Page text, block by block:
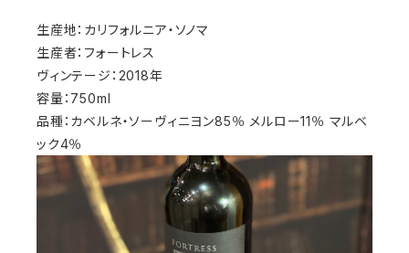
生産地：カリフォルニア・ソノマ
生産者：フォートレス
ヴィンテージ：2018年
容量：750ml
品種：カベルネ・ソーヴィニヨン85％ メルロー11％ マルベ
ック4％